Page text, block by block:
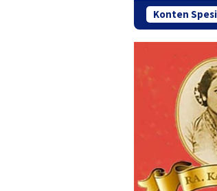
Konten